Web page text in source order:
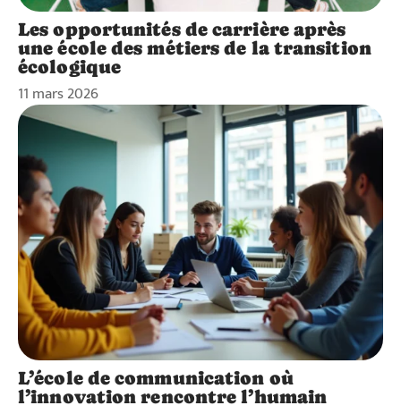
Les opportunités de carrière après
une école des métiers de la transition
écologique
11 mars 2026
L’école de communication où
l’innovation rencontre l’humain